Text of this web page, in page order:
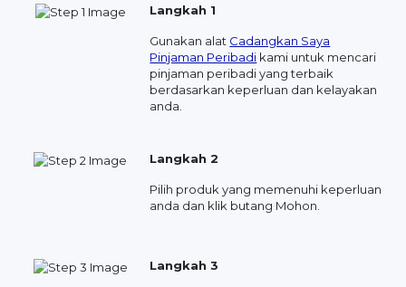
Langkah 1
Gunakan alat Cadangkan Saya
Pinjaman Peribadi kami untuk mencari
pinjaman peribadi yang terbaik
berdasarkan keperluan dan kelayakan
anda.
Langkah 2
Pilih produk yang memenuhi keperluan
anda dan klik butang Mohon.
Langkah 3